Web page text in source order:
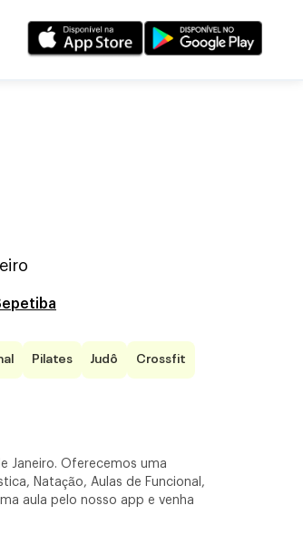
Pilates Judô Crossfit
Janeiro. Oferecemos uma
Natação, Aulas de Funcional,
aula pelo nosso app e venha